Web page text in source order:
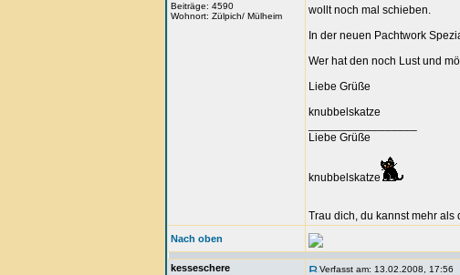
Beiträge: 4590
Wohnort: Zülpich/ Mülheim
wollt noch mal schieben.
In der neuen Pachtwork
Wer hat den noch Lust und
Liebe Grüße
knubbelskatze
Liebe Grüße
knubbelskatze
Trau dich, du kannst mehr als
Nach oben
kesseschere Verfasst am: 13.02.2008, 17:56